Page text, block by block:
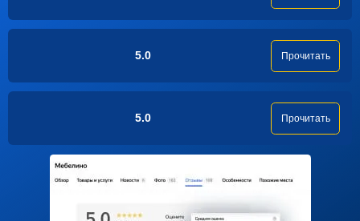
5.0 Прочитать
5.0 Прочитать